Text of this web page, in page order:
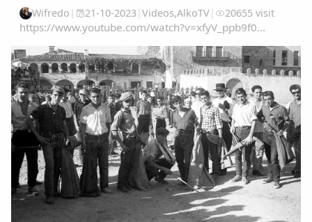
Wifredo | 21-10-2023| Videos,AlkoTV| 20655 visit
https://www.youtube.com/watch?v=xfyV_ppb9f0...